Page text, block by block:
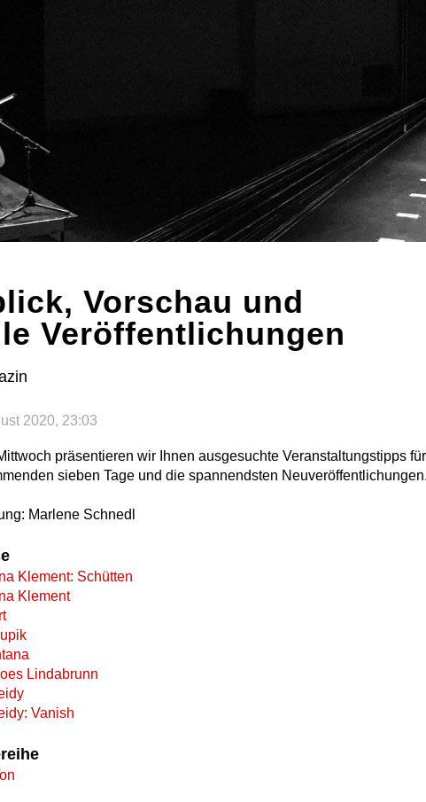
Vorschau und
Veröffentlichungen
2020, 23:03
präsentieren wir Ihnen ausgesuchte Veranstaltungstipps für
sieben Tage und die spannendsten Neuveröffentlichungen.
Marlene Schnedl
Klement: Schütten
Klement
Lindabrunn
Vanish